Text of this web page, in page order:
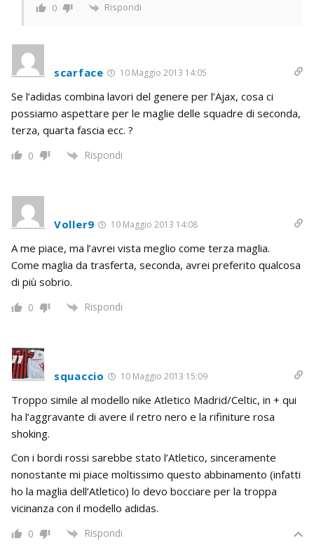
0 Rispondi
scarface 10 Maggio 2013 14:05
Se l’adidas combina lavori del genere per l’Ajax, cosa ci
possiamo aspettare per le maglie delle squadre di seconda,
terza, quarta fascia ecc. ?
0 Rispondi
Voller9 10 Maggio 2013 14:08
A me piace, ma l’avrei vista meglio come terza maglia.
Come maglia da trasferta, seconda, avrei preferito qualcosa
di più sobrio.
0 Rispondi
squaccio 10 Maggio 2013 15:09
Troppo simile al modello nike Atletico Madrid/Celtic, in + qui
ha l’aggravante di avere il retro nero e la rifiniture rosa
shoking.
Con i bordi rossi sarebbe stato l’Atletico, sinceramente
nonostante mi piace moltissimo questo abbinamento (infatti
ho la maglia dell’Atletico) lo devo bocciare per la troppa
vicinanza con il modello adidas.
0 Rispondi